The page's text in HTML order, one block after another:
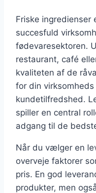
Friske ingredienser
succesfuld
fødevaresektoren.
restaurant, café
kvaliteten af de
for din
kundetilfredshed.
spiller en central
adgang til de
Når du vælger en
overveje faktorer
pris. En god
produkter, men